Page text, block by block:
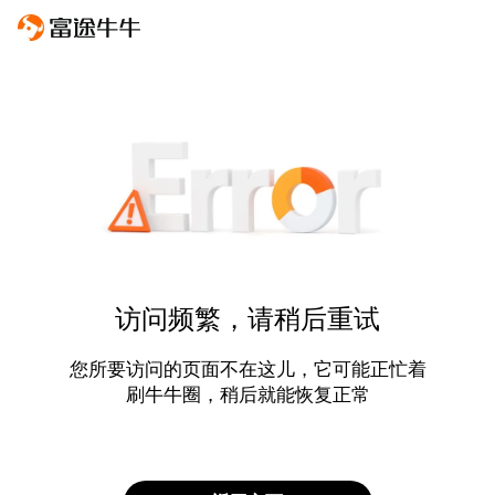
访问频繁，请稍后重试
您所要访问的页面不在这儿，它可能正忙着
刷牛牛圈，稍后就能恢复正常